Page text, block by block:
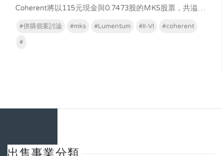
Coherent將以115元現金與0.7473股的MKS股票，共溢價
16%收購Coherent。在MKS報價後，II-VI也對Coherent
搶著併購Coherent的競爭態勢。 在未來工業自動化、先
MKS已經在近三年併購了三家雷射技術的廠商，加上此次
價也可能因反壟斷而無法成功，此次出價可能是阻止
#併購個案討論 #mks #Lumentum #II-VI
#coherent
#
出售事業分類